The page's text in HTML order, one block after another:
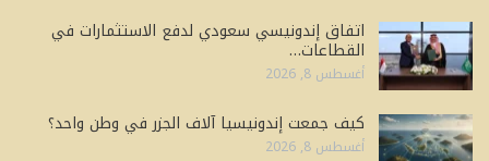
اتفاق إندونيسي سعودي لدفع الاستثمارات في
القطاعات…
أغسطس 8, 2026
كيف جمعت إندونيسيا آلاف الجزر في وطن واحد؟
أغسطس 8, 2026